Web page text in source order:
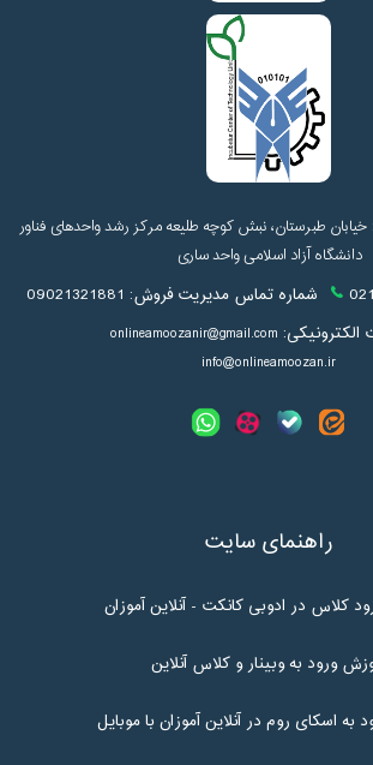
خیابان طبرستان، نبش کوچه طلیعه مرکز رشد واحدهای فناور
دانشگاه آزاد اسلامی واحد ساری
شماره تماس مدیریت فروش: 09021321881
onlineamoozanir@gmail.com
info@onlineamoozan.ir
راهنمای سایت
کلاس در ادوبی کانکت - آنلاین آموزان
ورود به وبینار و کلاس آنلاین
به اسکای روم در آنلاین آموزان با موبایل